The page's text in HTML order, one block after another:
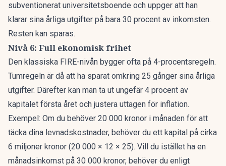
subventionerat universitetsboende och uppger att han
klarar sina årliga utgifter på bara 30 procent av inkomsten.
Resten kan sparas.
Nivå 6: Full ekonomisk frihet
Den klassiska FIRE-nivån bygger ofta på 4-procentsregeln.
Tumregeln är då att ha sparat omkring 25 gånger sina årliga
utgifter. Därefter kan man ta ut ungefär 4 procent av
kapitalet första året och justera uttagen för inflation.
Exempel: Om du behöver 20 000 kronor i månaden för att
täcka dina levnadskostnader, behöver du ett kapital på cirka
6 miljoner kronor (20 000 × 12 × 25). Vill du istället ha en
månadsinkomst på 30 000 kronor, behöver du enligt